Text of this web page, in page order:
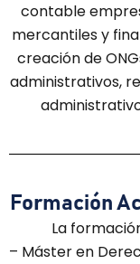
contable
mercantiles y
creación de
administrativos,
Formación
La
– Máster en